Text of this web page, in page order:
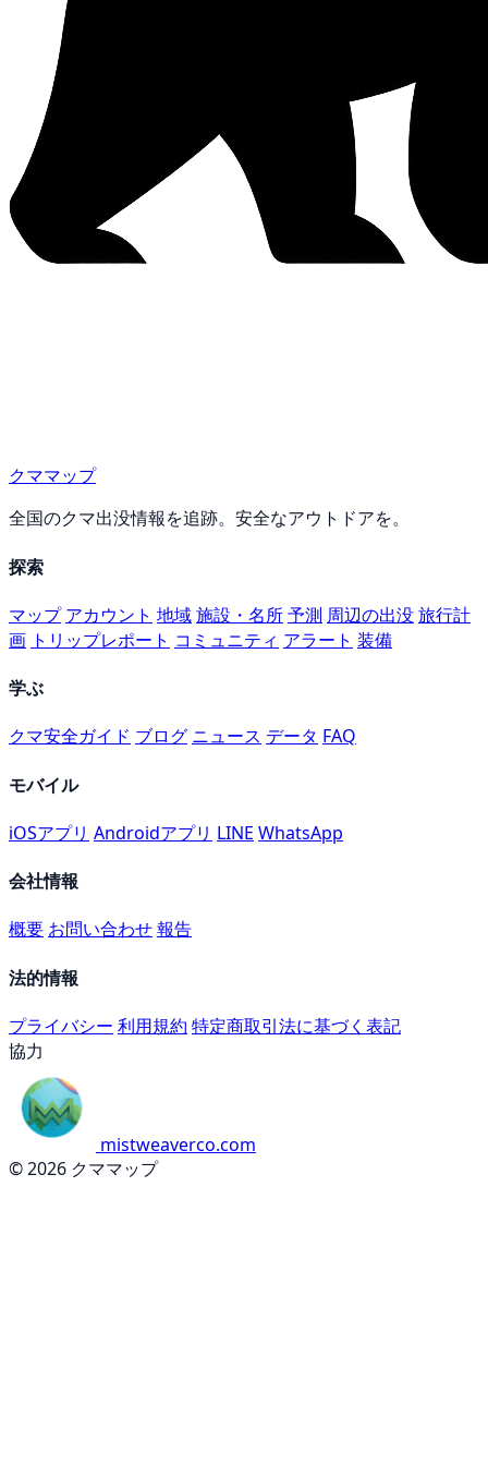
クママップ
全国のクマ出没情報を追跡。安全なアウトドアを。
探索
マップ アカウント 地域施設・名所予測 周辺の出没旅行計
画 トリップレポート コミュニティ アラート 装備
学ぶ
クマ安全ガイド ブログ ニュース データ FAQ
モバイル
iOSアプリ Androidアプリ LINE WhatsApp
会社情報
概要 お問い合わせ報告
法的情報
プライバシー 利用規約 特定商取引法に基づく表記
協力
mistweaverco.com
© 2026 クママップ